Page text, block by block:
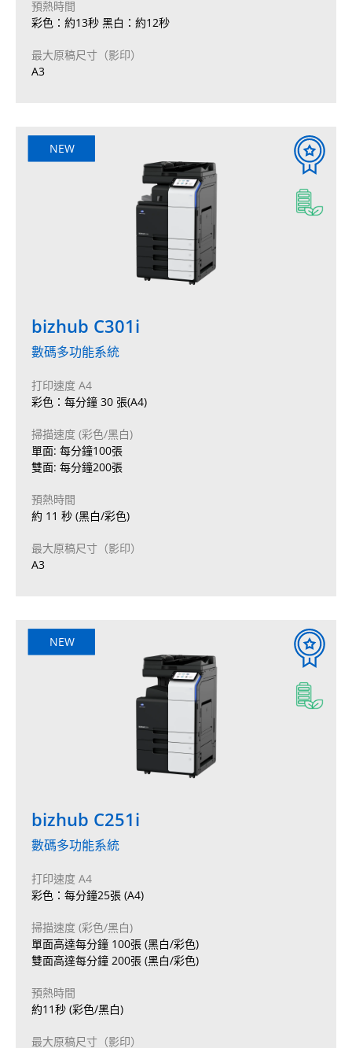
預熱時間
彩色：約13秒 黑白：約12秒
最大原稿尺寸（影印）
A3
NEW
bizhub C301i
數碼多功能系統
打印速度 A4
彩色：每分鐘 30 張(A4)
掃描速度 (彩色/黑白)
單面: 每分鐘100張
雙面: 每分鐘200張
預熱時間
約 11 秒 (黑白/彩色)
最大原稿尺寸（影印）
A3
NEW
bizhub C251i
數碼多功能系統
打印速度 A4
彩色：每分鐘25張 (A4)
掃描速度 (彩色/黑白)
單面高達每分鐘 100張 (黑白/彩色)
雙面高達每分鐘 200張 (黑白/彩色)
預熱時間
約11秒 (彩色/黑白)
最大原稿尺寸（影印）